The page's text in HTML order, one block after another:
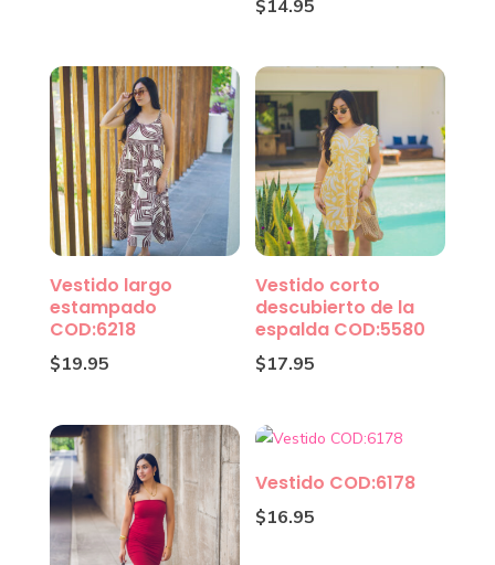
$14.95
Vestido largo
estampado
COD:6218
$19.95
Vestido corto
descubierto de la
espalda COD:5580
$17.95
Vestido COD:6178
$16.95